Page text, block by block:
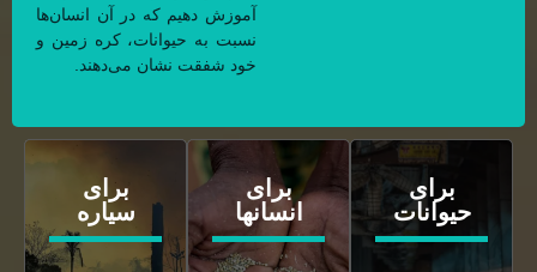
آموزش دهیم که در آن انسان‌ها
نسبت به حیوانات، کره زمین و
خود شفقت نشان می‌دهند.
برای
حیوانات
برای
انسانها
برای
سیاره